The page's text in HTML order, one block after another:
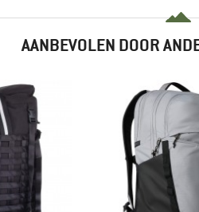
AANBEVOLEN DOOR